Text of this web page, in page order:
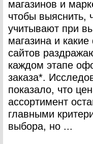
магазинов и
чтобы выяснить,
учитывают при
магазина и
сайтов
каждом этапе
заказа*.
показало, что
ассортимент
главными
выбора, но ...